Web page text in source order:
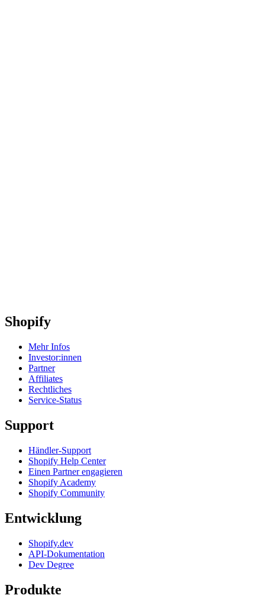
Shopify
Mehr Infos
Investor:innen
Partner
Affiliates
Rechtliches
Service-Status
Support
Händler-Support
Shopify Help Center
Einen Partner engagieren
Shopify Academy
Shopify Community
Entwicklung
Shopify.dev
API-Dokumentation
Dev Degree
Produkte